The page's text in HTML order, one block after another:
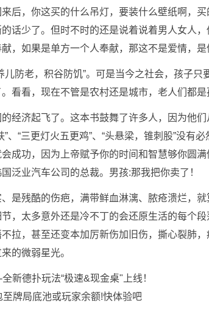
后，你这买的什么吊灯，要装什么壁纸啊，
话少了。但时不时的还是说着说着男人女人
，如果是单方一个人奉献，那这不是爱情，是
儿防老，积谷防饥”。可是当今之社会，孩子只
看看，现在不管是农村还是城市，老人们都是
经济起飞了。这本书鼓舞了许多人，因为他
、“三更灯火五更鸡”、“头悬梁，锥刺股”没有
成功，因为上帝赋予你的时间和智慧够你圆
泛业汽车公司的总裁。男孩:那我把你卖了！
是残酷的伤疤，满带鲜血淋漓、脓疮溃烂，
，太多意外还是冷不丁的会还原生活的每个段
拉，甚至还变本加厉新伤加旧伤，撕心裂肺
的微弱星光。
新德扑玩法“极速&现金桌"上线！
牌局底池或玩家余额!快体验吧